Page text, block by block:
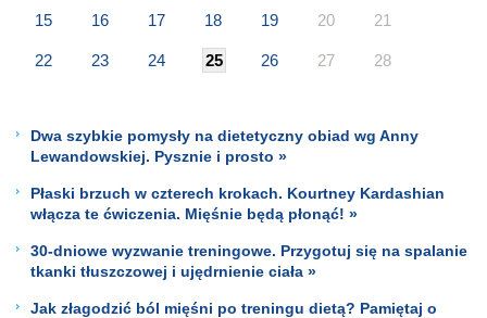
15 16 17 18 19 20 21
22 23 24 25 26 27 28
Dwa szybkie pomysły na dietetyczny obiad wg Anny
Lewandowskiej. Pysznie i prosto »
Płaski brzuch w czterech krokach. Kourtney Kardashian
włącza te ćwiczenia. Mięśnie będą płonąć! »
30-dniowe wyzwanie treningowe. Przygotuj się na spalanie
tkanki tłuszczowej i ujędrnienie ciała »
Jak złagodzić ból mięśni po treningu dietą? Pamiętaj o